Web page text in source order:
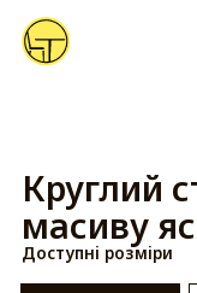
Круглий
масиву
Доступні розміри